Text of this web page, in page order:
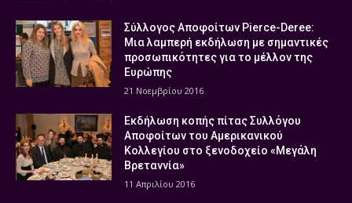
Σύλλογος Αποφοίτων Pierce-Deree:
Μια λαμπερή εκδήλωση με σημαντικές
προσωπικότητες για το μέλλον της
Ευρώπης
21 Νοεμβρίου 2016
Εκδήλωση κοπής πίτας Συλλόγου
Αποφοίτων του Αμερικανικού
Κολλεγίου στο ξενοδοχείο «Μεγάλη
Βρεταννία»
11 Απριλίου 2016